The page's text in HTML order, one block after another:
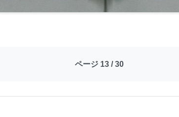
ページ 13 / 30